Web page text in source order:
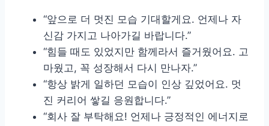
“앞으로 더 멋진 모습 기대할게요. 언제나 자
신감 가지고 나아가길 바랍니다.”
“힘들 때도 있었지만 함께라서 즐거웠어요. 고
마웠고, 꼭 성장해서 다시 만나자.”
“항상 밝게 일하던 모습이 인상 깊었어요. 멋
진 커리어 쌓길 응원합니다.”
“회사 잘 부탁해요! 언제나 긍정적인 에너지로